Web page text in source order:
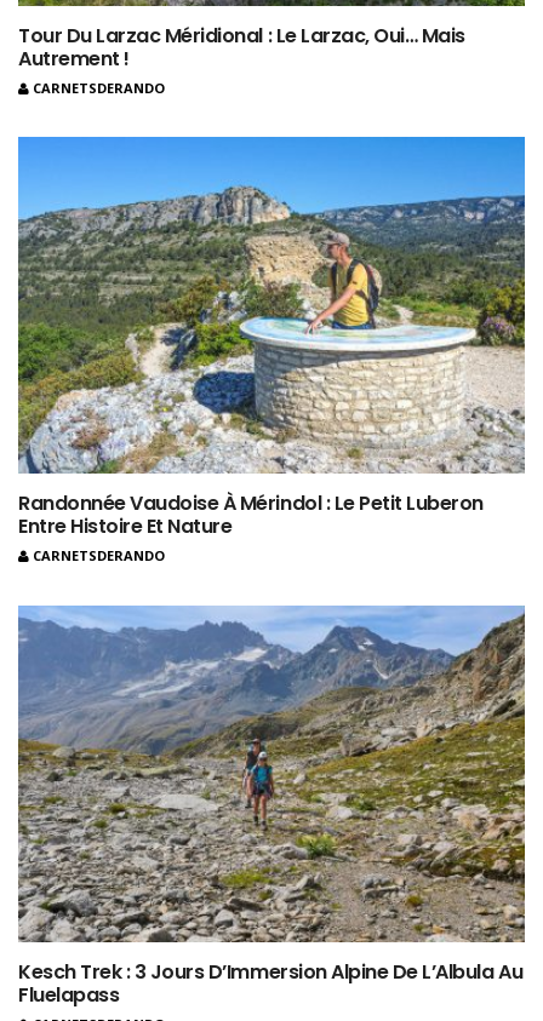
Tour Du Larzac Méridional : Le Larzac, Oui… Mais
Autrement !
CARNETSDERANDO
Randonnée Vaudoise À Mérindol : Le Petit Luberon
Entre Histoire Et Nature
CARNETSDERANDO
Kesch Trek : 3 Jours D’Immersion Alpine De L’Albula Au
Fluelapass